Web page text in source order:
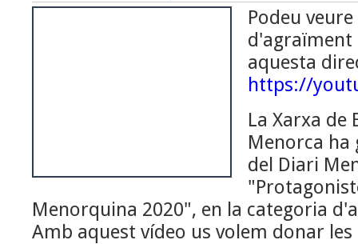
Podeu
d'agraïment
aquesta
https://
La Xarxa de
Menorca ha
del Diari
Menorquina 2020", en la categoria
Amb aquest vídeo us volem donar les